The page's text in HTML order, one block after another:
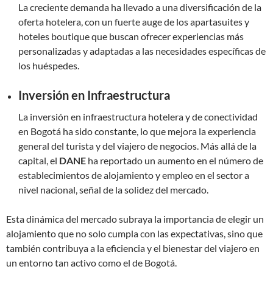
La creciente demanda ha llevado a una diversificación de la
oferta hotelera, con un fuerte auge de los apartasuites y
hoteles boutique que buscan ofrecer experiencias más
personalizadas y adaptadas a las necesidades específicas de
los huéspedes.
Inversión en Infraestructura
La inversión en infraestructura hotelera y de conectividad
en Bogotá ha sido constante, lo que mejora la experiencia
general del turista y del viajero de negocios. Más allá de la
capital, el DANE ha reportado un aumento en el número de
establecimientos de alojamiento y empleo en el sector a
nivel nacional, señal de la solidez del mercado.
Esta dinámica del mercado subraya la importancia de elegir un
alojamiento que no solo cumpla con las expectativas, sino que
también contribuya a la eficiencia y el bienestar del viajero en
un entorno tan activo como el de Bogotá.